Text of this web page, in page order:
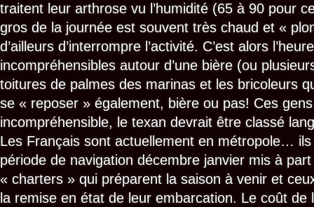
traitent leur arthrose vu l’humidité (65 à 90 pour
gros de la journée est souvent très chaud et «
d’ailleurs d’interrompre l’activité. C’est alors
incompréhensibles autour d’une bière (ou
toitures de palmes des marinas et les bricoleurs
se « reposer » également, bière ou pas! Ces
incompréhensible, le texan devrait être classé
Les Français sont actuellement en métropole…
période de navigation décembre janvier mis à
« charters » qui préparent la saison à venir et
la remise en état de leur embarcation. Le coût de